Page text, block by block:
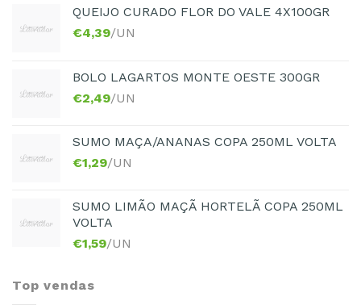
QUEIJO CURADO FLOR DO VALE 4X100GR
€4,39/UN
BOLO LAGARTOS MONTE OESTE 300GR
€2,49/UN
SUMO MAÇA/ANANAS COPA 250ML VOLTA
€1,29/UN
SUMO LIMÃO MAÇÃ HORTELÃ COPA 250ML
VOLTA
€1,59/UN
Top vendas